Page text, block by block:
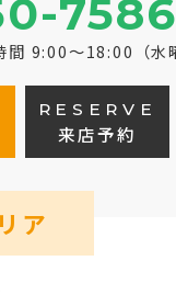
間 9:00～18:00（水
RESERVE
来店予約
ア